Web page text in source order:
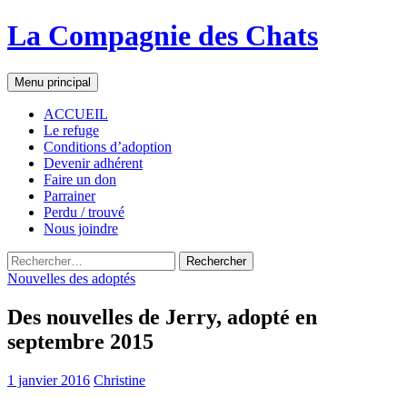
La Compagnie des Chats
Recherche
Menu principal
Aller
au
contenu
ACCUEIL
Le refuge
Conditions d’adoption
Devenir adhérent
Faire un don
Parrainer
Perdu / trouvé
Nous joindre
Rechercher :
Nouvelles des adoptés
Des nouvelles de Jerry, adopté en
septembre 2015
1 janvier 2016 Christine